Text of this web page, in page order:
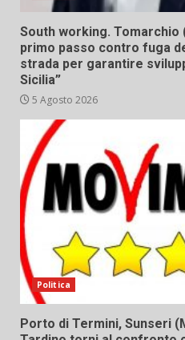
South working.
primo passo contro fuga
strada per garantire
Sicilia”
5 Agosto 2026
Politica
Porto di Termini, Sunseri